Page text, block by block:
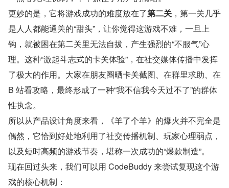
更妙的是，它将游戏成功的难度放在了第二关 ，第一关几乎
是人人都能通关的“甜头”，让你觉得这游戏不难，一旦上
钩，就被困在第二关里无法自拔，产生强烈的“不服气”心
理。这种“激起斗志式的卡关体验”，在社交媒体传播中发挥
了极大的作用。大家在朋友圈晒卡关截图、在群里求助、在
B 站看攻略，最终形成了一种“我不信我今天过不了”的群体
性执念。
所以从产品设计角度来看，《羊了个羊》的爆火并不完全是
偶然，它恰到好处地利用了社交传播机制、玩家心理弱点，
以及短时高频的游戏节奏，堪称一次成功的“爆款制造”。
现在回过头来，我们可以用 CodeBuddy 来尝试复现这个游
戏的核心机制：